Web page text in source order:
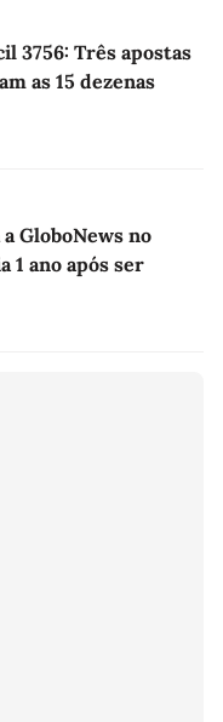
3756: Três apostas
as 15 dezenas
GloboNews no
1 ano após ser